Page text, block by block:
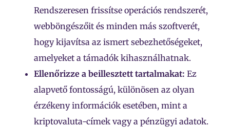
Rendszeresen frissítse operációs rendszerét,
webböngészőit és minden más szoftverét,
hogy kijavítsa az ismert sebezhetőségeket,
amelyeket a támadók kihasználhatnak.
Ellenőrizze a beillesztett tartalmakat: Ez
alapvető fontosságú, különösen az olyan
érzékeny információk esetében, mint a
kriptovaluta-címek vagy a pénzügyi adatok.